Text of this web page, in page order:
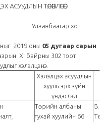
ТӨЛӨВЛӨГӨӨ
хот
2019 оны 05 дугаар сарын
XI байрны 302 тоот
хэлэлцэнэ.
Хэлэлцэх асуудлын
хууль эрх зүйн
үндэслэл
Төрийн албаны
тухай хуулийн 66